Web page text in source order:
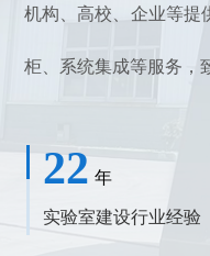
机构、高校、企业等提
柜、系统集成等服务，
22 年
实验室建设行业经验